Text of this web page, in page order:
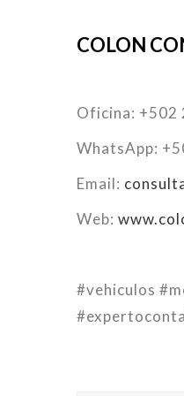
COLON
Oficina: +502
WhatsApp:
Email:
Web:
#vehiculos